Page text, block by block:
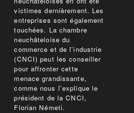
victimes dernièrement. Les
entreprises sont également
touchées. La chambre
neuchâteloise du
commerce et de l’industrie
(CNCI) peut les conseiller
pour affronter cette
menace grandissante,
comme nous l'explique le
président de la CNCI,
Florian Németi.